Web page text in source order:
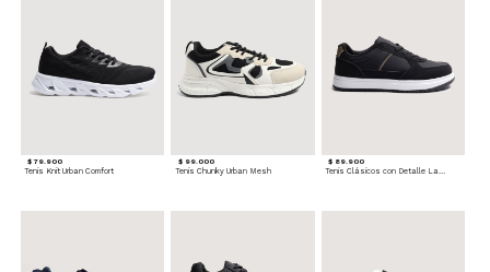
$ 79.900
Tenis Knit Urban Comfort
$ 99.000
Tenis Chunky Urban Mesh
$ 89.900
Tenis Clásicos con Detalle Lateral